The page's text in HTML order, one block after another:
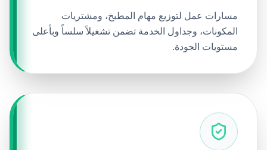
مسارات عمل لتوزيع مهام المطبخ، ومشتريات
المكونات، وجداول الخدمة تضمن تشغيلاً سلساً وبأعلى
مستويات الجودة.